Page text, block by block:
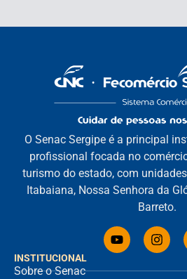
INSTITUCIONAL
Sobre o Senac
O Senac Sergipe é a principal
profissional focada no
turismo do estado, com
Itabaiana, Nossa Senhora da
Barreto.